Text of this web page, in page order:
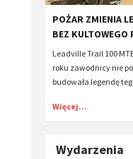
POŻAR ZMIENIA
BEZ KULTOWEGO
Leadville Trail 100
roku zawodnicy nie
budowała legendę
Więcej...
Wydarzenia